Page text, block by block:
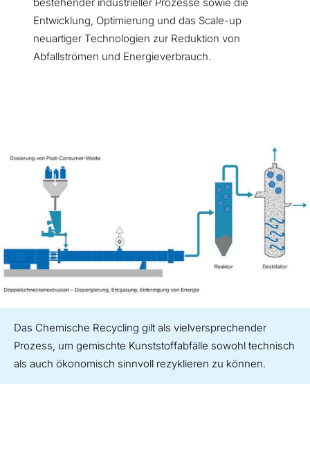
Entwicklung, Optimierung und das Scale-up
neuartiger Technologien zur Reduktion von
Abfallströmen und Energieverbrauch.
Das Chemische Recycling gilt als vielversprechender
Prozess, um gemischte Kunststoffabfälle sowohl technisch
als auch ökonomisch sinnvoll rezyklieren zu können.